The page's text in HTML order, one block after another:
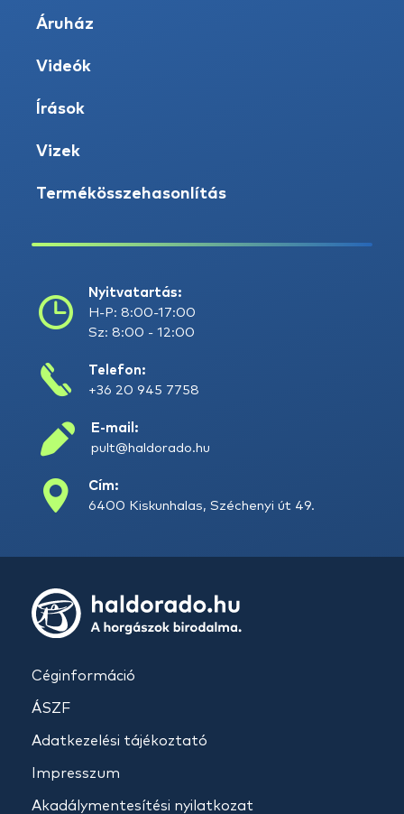
Áruház
Videók
Írások
Vizek
Termékösszehasonlítás
Nyitvatartás:
H-P: 8:00-17:00
Sz: 8:00 - 12:00
Telefon:
+36 20 945 7758
E-mail:
pult@haldorado.hu
Cím:
6400 Kiskunhalas, Széchenyi út 49.
Céginformáció
ÁSZF
Adatkezelési tájékoztató
Impresszum
Akadálymentesítési nyilatkozat